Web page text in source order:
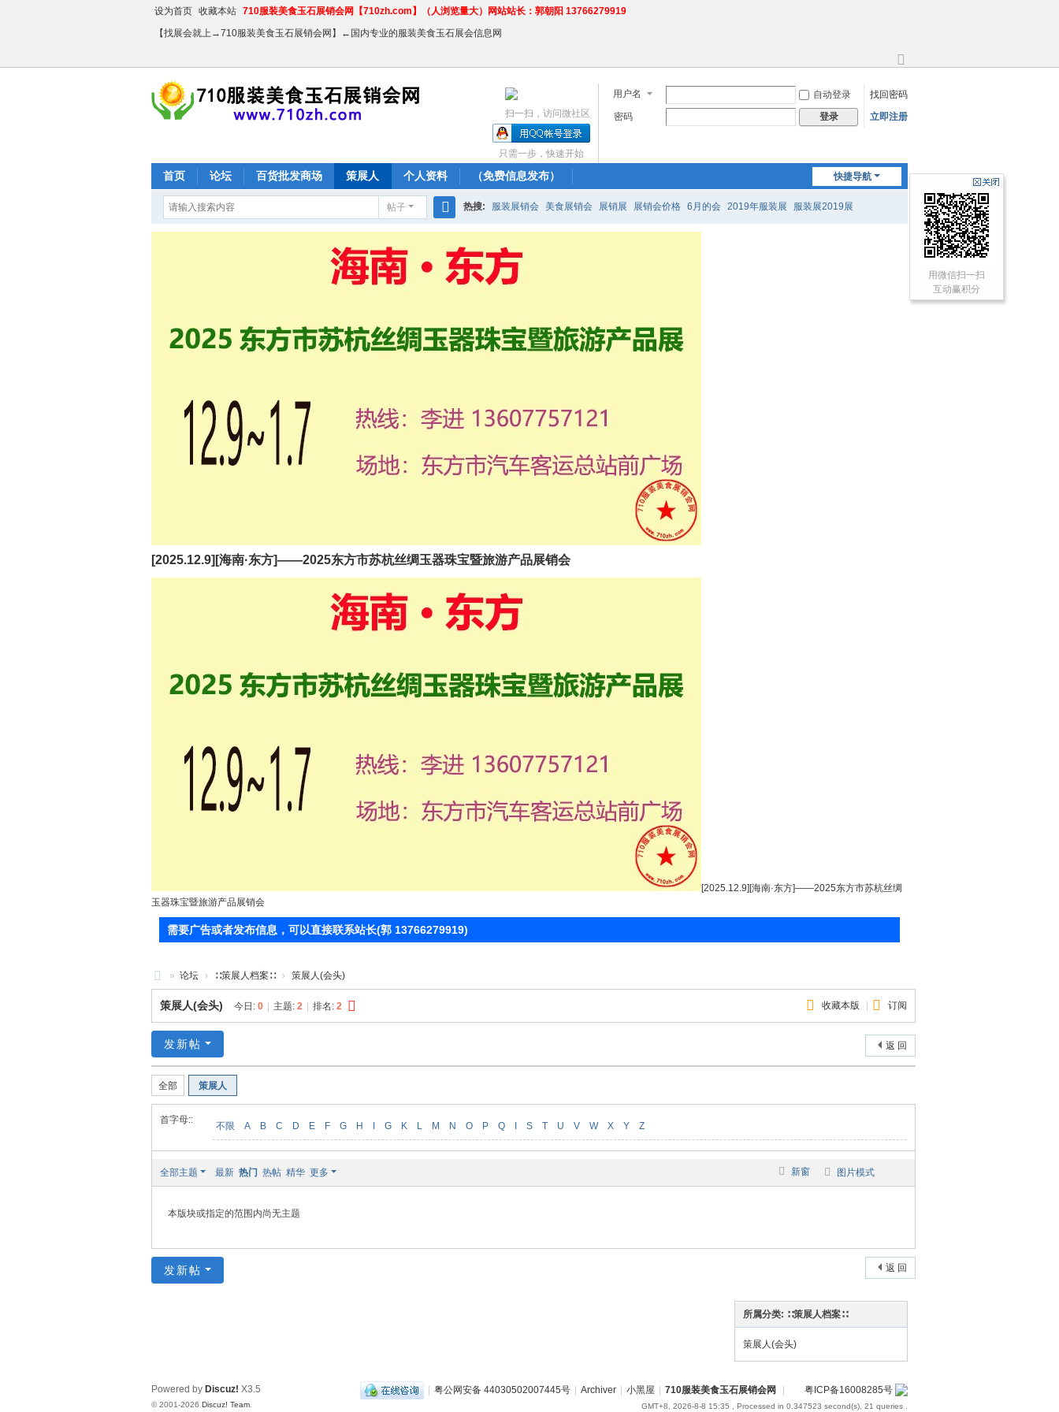
设为首页 收藏本站 710服装美食玉石展销会网【710zh.com】（人浏览量大）网站站长：郭朝阳 13766279919
【找展会就上→710服装美食玉石展销会网】←国内专业的服装美食玉石展会信息网
换
到
宽
用户名 自动登录
找回密码
密码
登录 立即注册
扫一扫，访问微社区
只需一步，快速开始
快捷导航
首页 论坛 百货批发商场 策展人 个人资料 （免费信息发布）
帖子
搜
索
热搜: 服装展销会 美食展销会 展销展 展销会价格 6月的会 2019年服装展 服装展2019展
[2025.12.9][海南·东方]——2025东方市苏杭丝绸玉器珠宝暨旅游产品展销会
[2025.12.9][海南·东方]——2025东方市苏杭丝绸
玉器珠宝暨旅游产品展销会
需要广告或者发布信息，可以直接联系站长(郭 13766279919)
71
0
装
美
食
网
» 论坛 › ∷策展人档案∷ › 策展人(会头)
收藏本版 | 订阅
策展人(会头) 今日: 0 | 主题: 2 | 排名: 2
返 回
发新帖
全部 策展人
首字母::
不限 A B C D E F G H I G K L M N O P Q I S T U V W X Y Z
新窗
全部主题 最新 热门 热帖 精华 更多 图片模式
本版块或指定的范围内尚无主题
返 回
发新帖
所属分类: ∷策展人档案∷
策展人(会头)
用微信扫一扫
互动赢积分
| 粤公网安备 44030502007445号 | Archiver | 小黑屋 | 710服装美食玉石展销会网 | 粤ICP备16008285号
GMT+8, 2026-8-8 15:35 , Processed in 0.347523 second(s), 21 queries .
Powered by Discuz! X3.5
© 2001-2026 Discuz! Team